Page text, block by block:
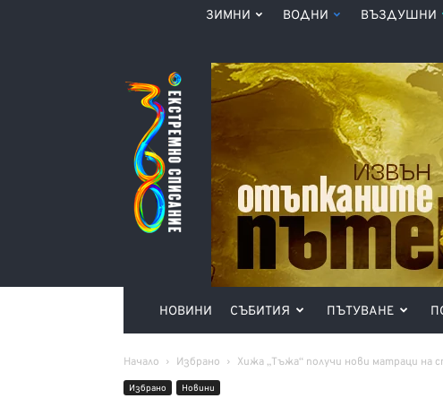
ЗИМНИ ВОДНИ ВЪЗДУШНИ
Списание
360°
НОВИНИ СЪБИТИЯ ПЪТУВАНЕ
Начало Избрано Хижа „Тъжа“ получи нови матраци на
Избрано Новини